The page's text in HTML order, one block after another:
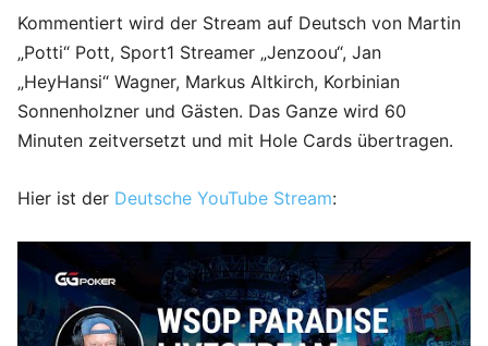
Kommentiert wird der Stream auf Deutsch von Martin
„Potti“ Pott, Sport1 Streamer „Jenzoou“, Jan
„HeyHansi“ Wagner, Markus Altkirch, Korbinian
Sonnenholzner und Gästen. Das Ganze wird 60
Minuten zeitversetzt und mit Hole Cards übertragen.
Hier ist der Deutsche YouTube Stream: